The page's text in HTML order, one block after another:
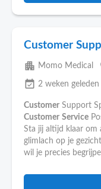
Customer
apartment Momo Medical
event_available 2 weken geleden
Customer Support
Customer Service
Sta jij altijd klaar om
glimlach op je
wil je precies